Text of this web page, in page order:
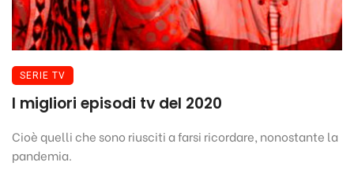
SERIE TV
I migliori episodi tv del 2020
Cioè quelli che sono riusciti a farsi ricordare, nonostante la
pandemia.